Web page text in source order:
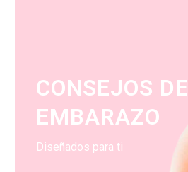
CONSEJOS DE
EMBARAZO
Diseñados para ti